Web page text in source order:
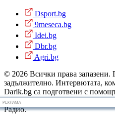
Dsport.bg
9meseca.bg
Idei.bg
Dbr.bg
Agri.bg
© 2026 Всички права запазени.
задължително. Интервютата,
Darik.bg са подготвени с
Радио и новинарските емисии
Радио.
РЕКЛАМА